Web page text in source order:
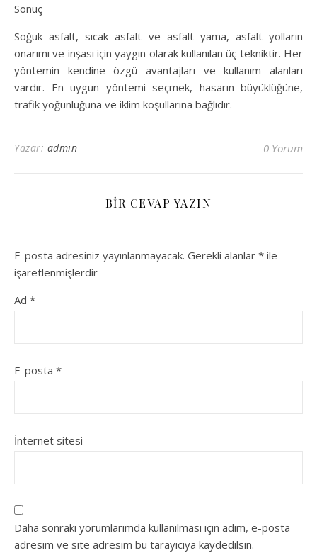
Sonuç
Soğuk asfalt, sıcak asfalt ve asfalt yama, asfalt yolların
onarımı ve inşası için yaygın olarak kullanılan üç tekniktir. Her
yöntemin kendine özgü avantajları ve kullanım alanları
vardır. En uygun yöntemi seçmek, hasarın büyüklüğüne,
trafik yoğunluğuna ve iklim koşullarına bağlıdır.
Yazar: admin 0 Yorum
BIR CEVAP YAZIN
E-posta adresiniz yayınlanmayacak. Gerekli alanlar * ile
işaretlenmişlerdir
Ad *
E-posta *
İnternet sitesi
Daha sonraki yorumlarımda kullanılması için adım, e-posta
adresim ve site adresim bu tarayıcıya kaydedilsin.